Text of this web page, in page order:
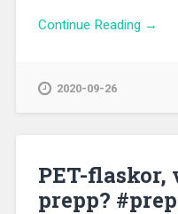
Continue Reading →
2020-09-26
PET-flaskor,
prepp?